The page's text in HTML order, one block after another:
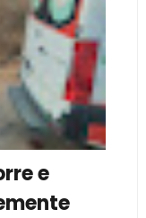
e